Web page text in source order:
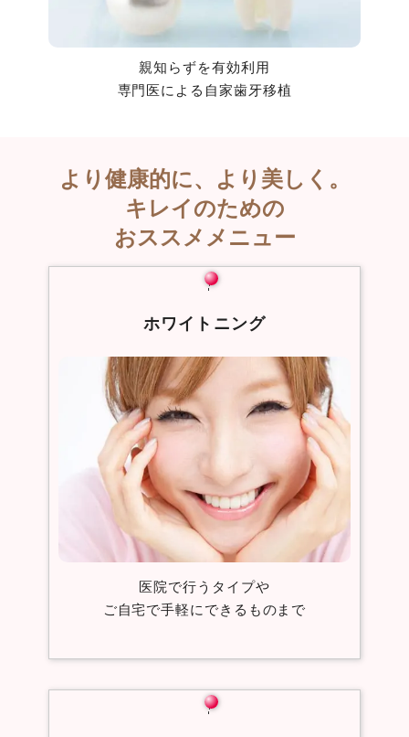
親知らずを有効利用
専門医による自家歯牙移植
より健康的に、より美しく。
キレイのための
おススメメニュー
ホワイトニング
医院で行うタイプや
ご自宅で手軽にできるものまで